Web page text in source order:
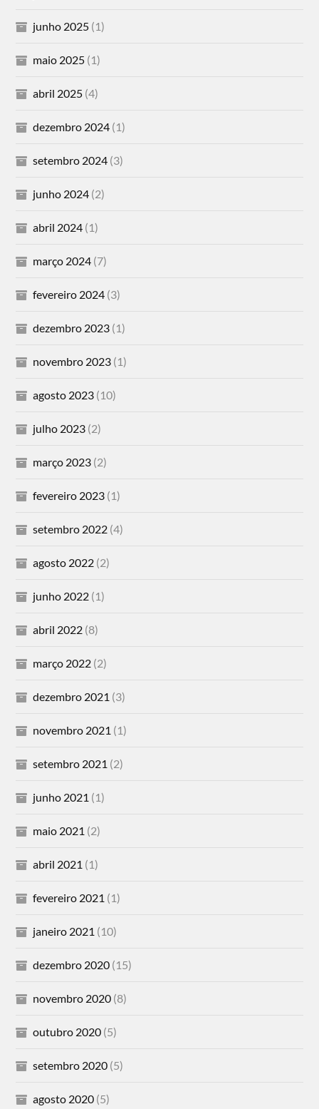
junho 2025 (1)
maio 2025 (1)
abril 2025 (4)
dezembro 2024 (1)
setembro 2024 (3)
junho 2024 (2)
abril 2024 (1)
março 2024 (7)
fevereiro 2024 (3)
dezembro 2023 (1)
novembro 2023 (1)
agosto 2023 (10)
julho 2023 (2)
março 2023 (2)
fevereiro 2023 (1)
setembro 2022 (4)
agosto 2022 (2)
junho 2022 (1)
abril 2022 (8)
março 2022 (2)
dezembro 2021 (3)
novembro 2021 (1)
setembro 2021 (2)
junho 2021 (1)
maio 2021 (2)
abril 2021 (1)
fevereiro 2021 (1)
janeiro 2021 (10)
dezembro 2020 (15)
novembro 2020 (8)
outubro 2020 (5)
setembro 2020 (5)
agosto 2020 (5)